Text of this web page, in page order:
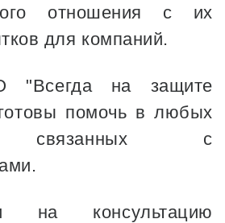
отношения с их
для компаний.
"Всегда на защите
помочь в любых
связанных с
на консультацию